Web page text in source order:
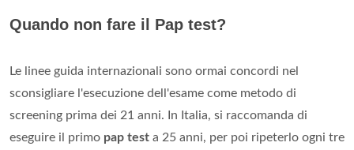
Quando non fare il Pap test?
Le linee guida internazionali sono ormai concordi nel
sconsigliare l'esecuzione dell'esame come metodo di
screening prima dei 21 anni. In Italia, si raccomanda di
eseguire il primo pap test a 25 anni, per poi ripeterlo ogni tre